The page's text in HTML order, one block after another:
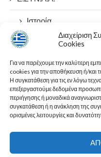
Διαχείριση
Cookies
Για να παρέχουμε την καλύτερη
cookies για την αποθήκευση ή/
Η συγκατάθεση για τις εν λόγω
επεξεργαστούμε δεδομένα
περιήγησης ή μοναδικά
συγκατάθεση ή η ανάκληση της
ορισμένες λειτουργίες και
Ιστορία
Π.Ο.Α.Σ.Α
23ο Πανελλήνιο
Ε.Λ.Α. ΠΟΑΣΑ